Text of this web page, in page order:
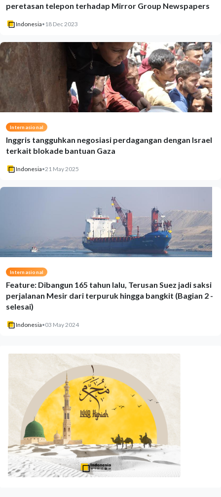
peretasan telepon terhadap Mirror Group Newspapers
Indonesia• 18 Dec 2023
Internasional
Inggris tangguhkan negosiasi perdagangan dengan Israel
terkait blokade bantuan Gaza
Indonesia•21 May 2025
Internasional
Feature: Dibangun 165 tahun lalu, Terusan Suez jadi saksi
perjalanan Mesir dari terpuruk hingga bangkit (Bagian 2 -
selesai)
Indonesia•03 May 2024